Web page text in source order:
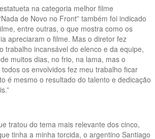
na categoria melhor filme
de Novo no Front” também foi indicado
entre outras, o que mostra como os
apreciaram o filme. Mas o diretor fez
trabalho incansável do elenco e da equipe,
muitos dias, no frio, na lama, mas o
os envolvidos fez meu trabalho ficar
é mesmo o resultado do talento e dedicação
tratou do tema mais relevante dos cinco,
tinha a minha torcida, o argentino Santiago